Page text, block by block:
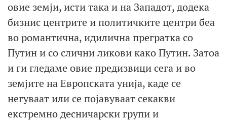
овие земји, исти така и на Западот, додека
бизнис центрите и политичките центри беа
во романтична, идилична прегратка со
Путин и со слични ликови како Путин. Затоа
и ги гледаме овие предизвици сега и во
земјите на Европската унија, каде се
негуваат или се појавуваат секакви
екстремно десничарски групи и